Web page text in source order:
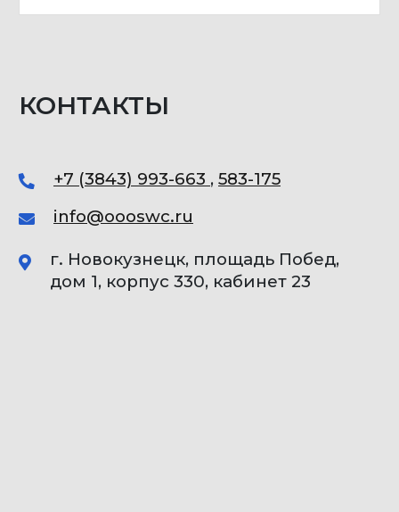
КОНТАКТЫ
+7 (3843) 993-663 , 583-175
info@oooswc.ru
г. Новокузнецк, площадь Побед,
дом 1, корпус 330, кабинет 23